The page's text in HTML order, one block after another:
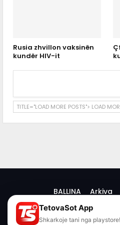
Rusia zhvillon vaksinën
kundër HIV-it
TITLE="LOAD MORE POSTS"> LOAD
BALLINA Arkiva
© 2026
TetovaSot App
Shkarkoje tani nga playstore!